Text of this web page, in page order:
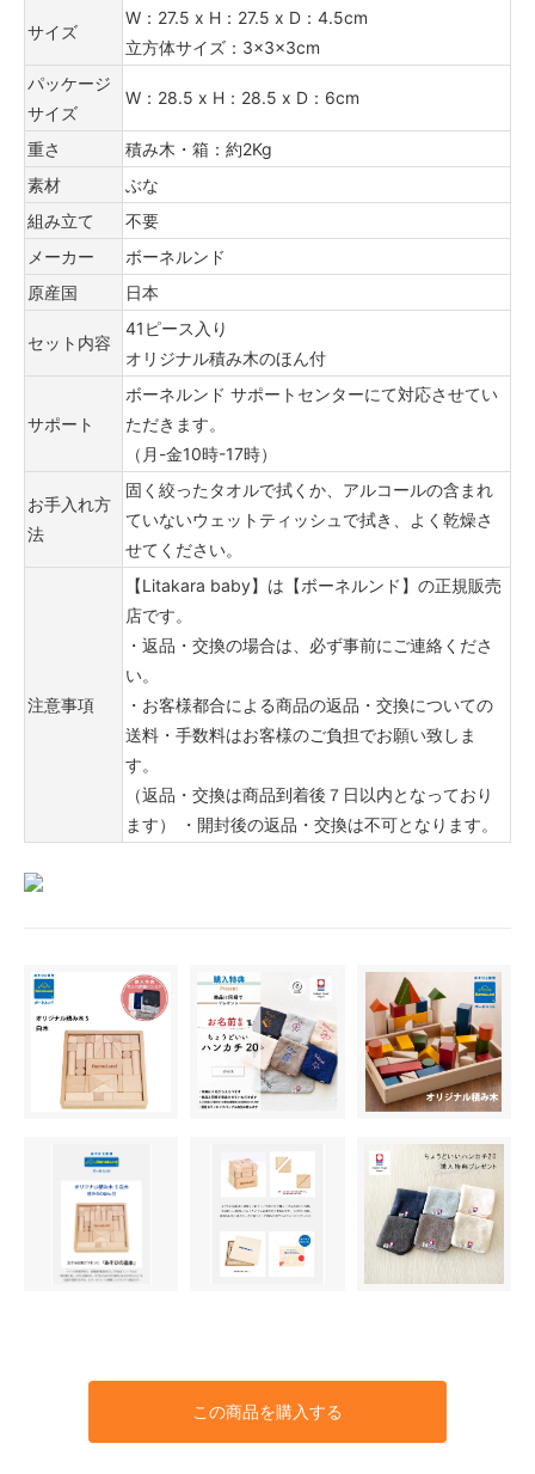
サイズ
W：27.5 x H：27.5 x D：4.5cm
立方体サイズ：3×3×3cm
パッケージ
サイズ
W：28.5 x H：28.5 x D：6cm
重さ
積み木・箱：約2Kg
素材
ぶな
組み立て
不要
メーカー
ボーネルンド
原産国
日本
セット内容
41ピース入り
オリジナル積み木のほん付
サポート
ボーネルンド サポートセンターにて対応させてい
ただきます。
（月-金10時-17時）
お手入れ方
法
固く絞ったタオルで拭くか、アルコールの含まれ
ていないウェットティッシュで拭き、よく乾燥さ
せてください。
注意事項
【Litakara baby】は【ボーネルンド】の正規販売
店です。
・返品・交換の場合は、必ず事前にご連絡くださ
い。
・お客様都合による商品の返品・交換についての
送料・手数料はお客様のご負担でお願い致しま
す。
（返品・交換は商品到着後７日以内となっており
ます） ・開封後の返品・交換は不可となります。
この商品を購入する